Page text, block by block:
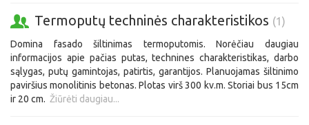
Termoputų techninės charakteristikos (1)
Domina fasado šiltinimas termoputomis. Norėčiau daugiau
informacijos apie pačias putas, technines charakteristikas, darbo
sąlygas, putų gamintojas, patirtis, garantijos. Planuojamas šiltinimo
paviršius monolitinis betonas. Plotas virš 300 kv.m. Storiai bus 15cm
ir 20 cm. Žiūrėti daugiau...